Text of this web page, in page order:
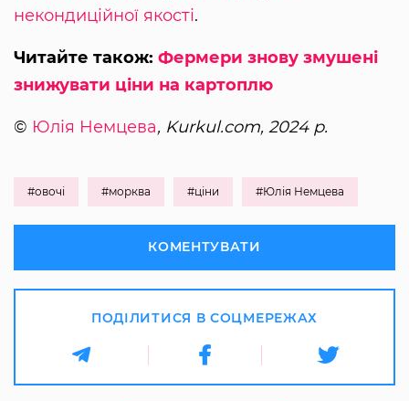
некондиційної якості.
Читайте також: Фермери знову змушені
знижувати ціни на картоплю
© Юлія Немцева, Kurkul.com, 2024 р.
#овочі #морква #ціни #Юлія Немцева
КОМЕНТУВАТИ
ПОДІЛИТИСЯ В СОЦМЕРЕЖАХ